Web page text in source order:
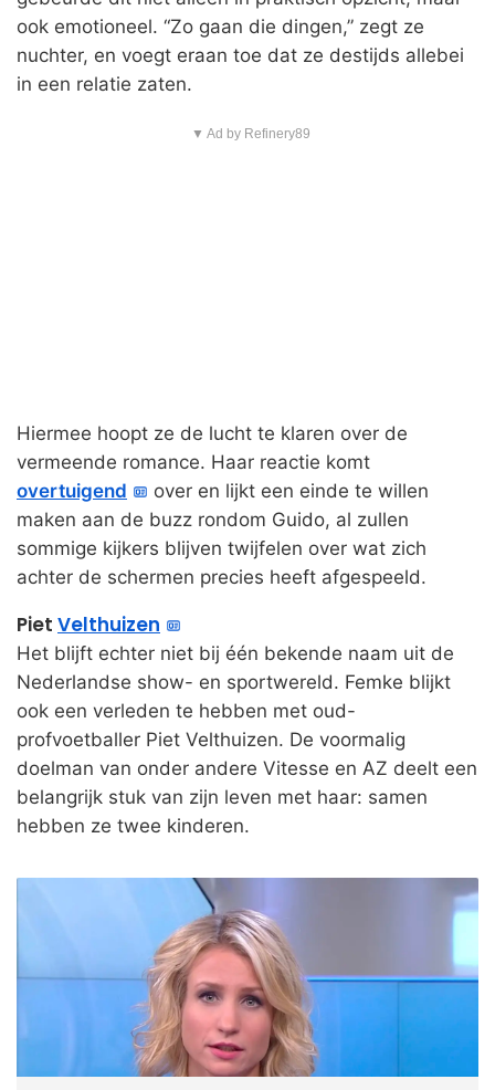
ook emotioneel. “Zo gaan die dingen,” zegt ze
nuchter, en voegt eraan toe dat ze destijds allebei
in een relatie zaten.
▼ Ad by Refinery89
Hiermee hoopt ze de lucht te klaren over de
vermeende romance. Haar reactie komt
overtuigend
over en lijkt een einde te willen
maken aan de buzz rondom Guido, al zullen
sommige kijkers blijven twijfelen over wat zich
achter de schermen precies heeft afgespeeld.
Piet Velthuizen
Het blijft echter niet bij één bekende naam uit de
Nederlandse show- en sportwereld. Femke blijkt
ook een verleden te hebben met oud-
profvoetballer Piet Velthuizen. De voormalig
doelman van onder andere Vitesse en AZ deelt een
belangrijk stuk van zijn leven met haar: samen
hebben ze twee kinderen.